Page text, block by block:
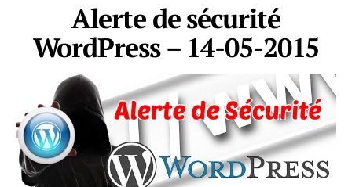
Alerte de sécurité
WordPress – 14-05-2015